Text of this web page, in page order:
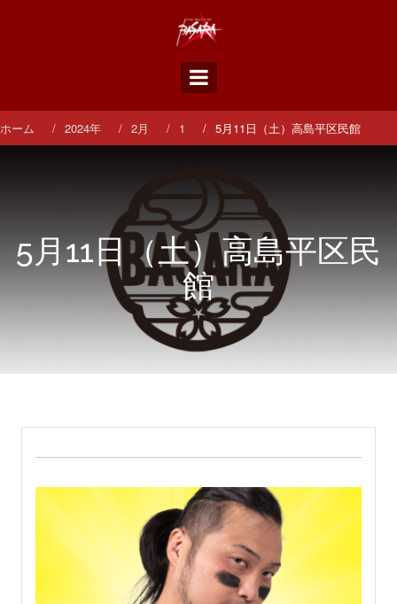
ス
キ
ッ
ホーム 2024年 2月 1 5月11日（土）高島平区民館
5月11日（土）高島平区民
館